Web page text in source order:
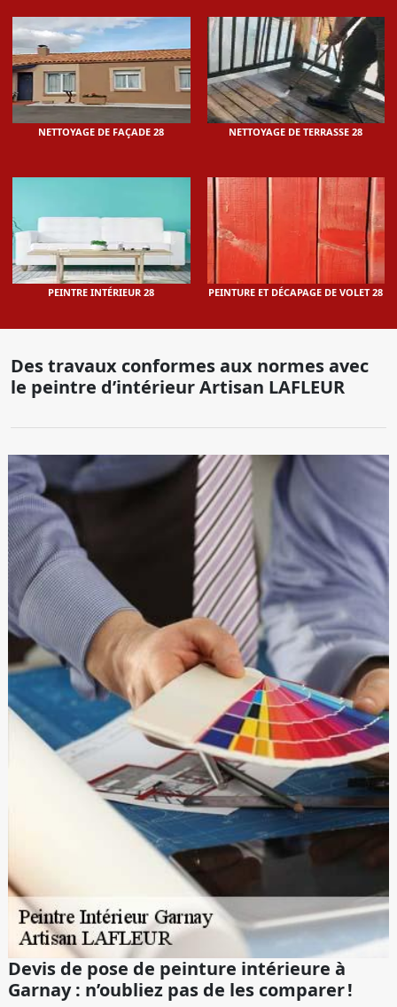
NETTOYAGE DE FAÇADE 28 NETTOYAGE DE TERRASSE 28
PEINTRE INTÉRIEUR 28 PEINTURE ET DÉCAPAGE DE VOLET 28
Des travaux conformes aux normes avec
le peintre d’intérieur Artisan LAFLEUR
Devis de pose de peinture intérieure à
Garnay : n’oubliez pas de les comparer !